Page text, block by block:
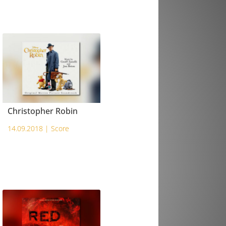
Christopher Robin
14.09.2018 | Score